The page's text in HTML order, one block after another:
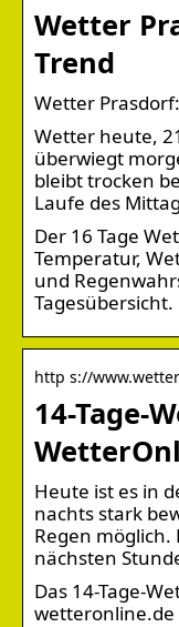
Wetter
Trend
Wetter
Wetter heute,
überwiegt
bleibt trocken
Laufe des
Der 16 Tage
Temperatur,
und
Tagesübersicht.
http s://
14-Tage-
Heute ist es in
nachts stark
Regen
nächsten
Das 14-Tage-
wetteronline.de